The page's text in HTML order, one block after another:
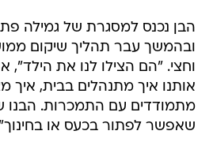
הבן נכנס למסגרת של גמילה
ובהמשך עבר תהליך שיקום
וחצי. "הם הצילו לנו את הילד",
אותנו איך מתנהלים בבית, איך
מתמודדים עם התמכרות. הבנו
שאפשר לפתור בכעס או